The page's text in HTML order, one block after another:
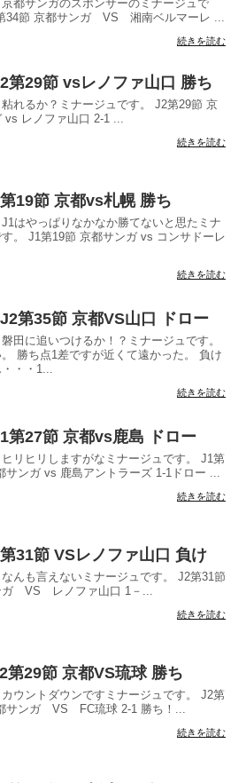
京都サンガのスポンサーのミナージュで
34節 京都サンガ VS 湘南ベルマーレ ...
続きを読む
第29節 vsレノファ山口 勝ち
粘れるか？ミナージュです。 J2第29節 京
vs レノファ山口 2-1 ...
続きを読む
19節 京都vs札幌 勝ち
J1はやっぱりなかなか勝てないと思たミナ
。 J1第19節 京都サンガ vs コンサドーレ
続きを読む
第35節 京都VS山口 ドロー
田に追いつけるか！？ミナージュです。
勝ち点1差ですが近くて遠かった。 負け
・・1...
続きを読む
第27節 京都vs鹿島 ドロー
ヒリヒリしますがなミナージュです。 J1第
サンガ vs 鹿島アントラーズ 1-1ドロー ...
続きを読む
31節 VSレノファ山口 負け
なんも言えないミナージュです。 J2第31節
ガ VS レノファ山口 1－...
続きを読む
第29節 京都VS琉球 勝ち
カウントダウンですミナージュです。 J2第
サンガ VS FC琉球 2-1 勝ち！...
続きを読む